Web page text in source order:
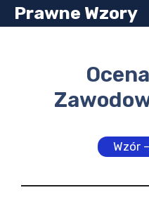
Przejdź
do
Prawne Wzory
Wzór